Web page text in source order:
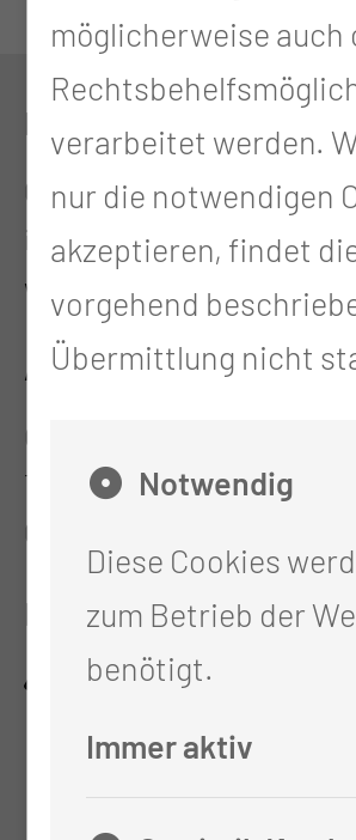
KONTAKT
0355 46-0
info@ctk.de
www.poliklinik.ctk.de
ADRESSE
CTK-Poliklinik GmbH (MVZ)
Thiemstr. 111
03048 Cottbus
RECHTLICHES
Impressum
Datenschutz
möglicherweise auch
verarbeitet werden.
nur die notwendigen
akzeptieren, findet
vorgehend
Übermittlung nicht
Notwendig
Diese Cookies
zum Betrieb der
benötigt.
Immer aktiv